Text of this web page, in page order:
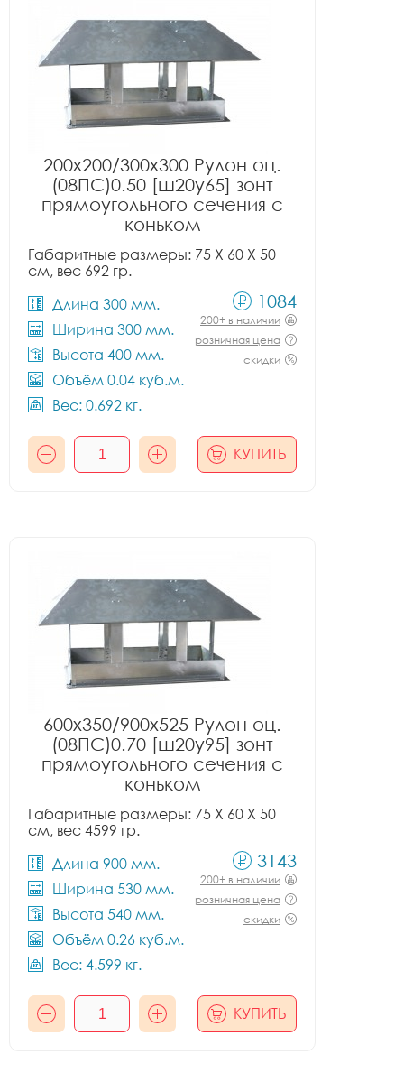
200x200/300x300 Рулон оц.
(08ПС)0.50 [ш20у65] зонт
прямоугольного сечения с
коньком
Габаритные размеры: 75 X 60 X 50
см, вес 692 гр.
Длина 300 мм.
Ширина 300 мм.
Высота 400 мм.
Объём 0.04 куб.м.
Вес: 0.692 кг.
1084
200+ в наличии
розничная цена
скидки
КУПИТЬ
600x350/900x525 Рулон оц.
(08ПС)0.70 [ш20у95] зонт
прямоугольного сечения с
коньком
Габаритные размеры: 75 X 60 X 50
см, вес 4599 гр.
Длина 900 мм.
Ширина 530 мм.
Высота 540 мм.
Объём 0.26 куб.м.
Вес: 4.599 кг.
3143
200+ в наличии
розничная цена
скидки
КУПИТЬ